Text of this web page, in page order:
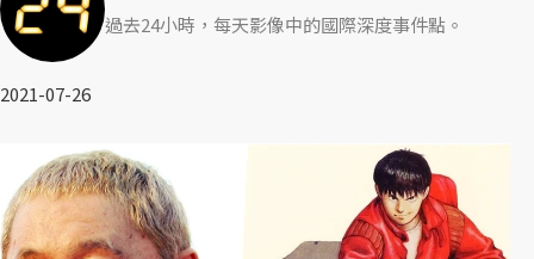
過去24小時，每天影像中的國際深度事件點。
2021-07-26